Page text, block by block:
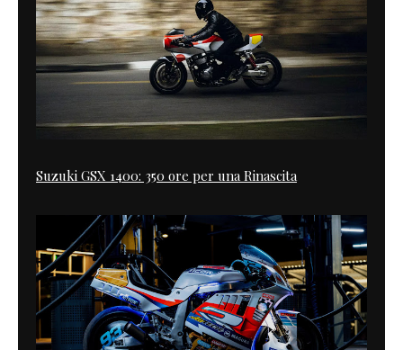
Suzuki GSX 1400: 350 ore per una Rinascita